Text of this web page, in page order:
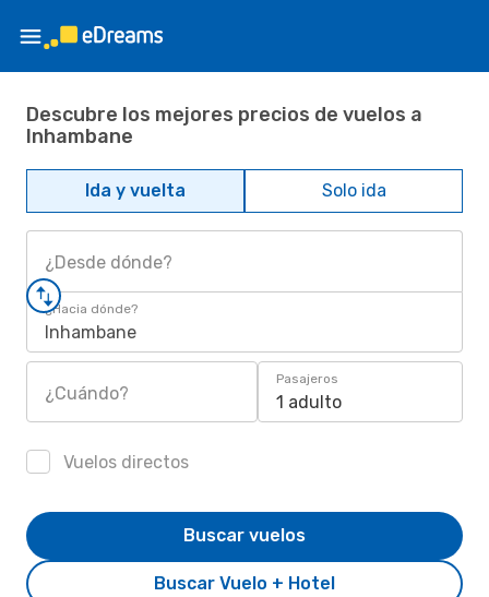
Descubre los mejores precios de vuelos a
Inhambane
Ida y vuelta Solo ida
¿Desde dónde?
¿Hacia dónde?
Inhambane
¿Cuándo?
Pasajeros
1 adulto
Vuelos directos
Buscar Vuelo + Hotel
Buscar vuelos